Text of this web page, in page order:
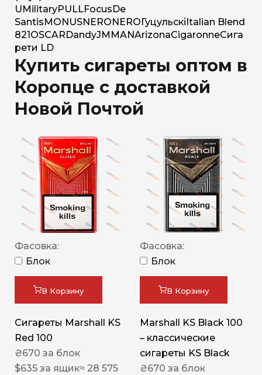
U MilitaryPULLFocus De
Santis MONUSNERO NERO Гуцульскі Italian Blend
821 OSCAR DandyJM MANArizonaCigaronneСига
рети LD
Купить сигареты оптом в
Коропце с доставкой
Новой Почтой
Фасовка:
Блок
В Корзину
Сигареты Marshall KS
Red 100
₴670 за блок
$635 за ящик≈ 28 575
Фасовка:
Блок
В Корзину
Marshall KS Black 100
– классические
сигареты KS Black
₴670 за блок